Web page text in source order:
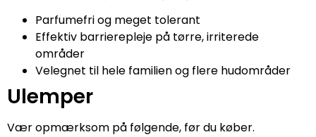
Parfumefri og meget tolerant
Effektiv barrierepleje på tørre, irriterede
områder
Velegnet til hele familien og flere hudområder
Ulemper
Vær opmærksom på følgende, før du køber.